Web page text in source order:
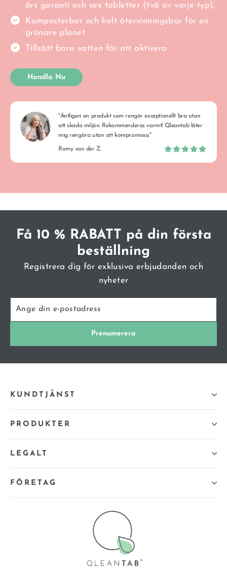
års garanti och sex tabletter (två av varje typ).
Komposterbar och helt återvinningsbar för en
grönare planet
Tillsätt bara vatten för att aktivera
Handla Nu
"Äntligen en produkt som rengör exceptionellt bra utan
att skada miljön. Rekommenderas varmt! Qleantab låter
mig rengöra utan att kompromissa."
Romy van der Z.
Få 10 % RABATT på din första
beställning
Registrera dig för exklusiva erbjudanden och
nyheter
DIN
POSTADRESS
Prenumerera
KUNDTJÄNST
PRODUKTER
LEGALT
FÖRETAG